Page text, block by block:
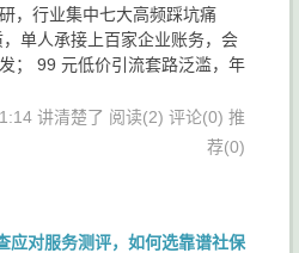
，行业集中七大高频踩坑痛
单人承接上百家企业账务，会
； 99 元低价引流套路泛滥，年
讲清楚了 阅读(2) 评论(0) 推
荐(0)
应对服务测评，如何选靠谱社保